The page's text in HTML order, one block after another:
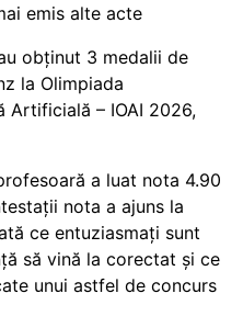
emis alte acte
obținut 3 medalii de
la Olimpiada
Artificială – IOAI 2026,
a luat nota 4.90
nota a ajuns la
ce entuziasmați sunt
să vină la corectat și ce
unui astfel de concurs